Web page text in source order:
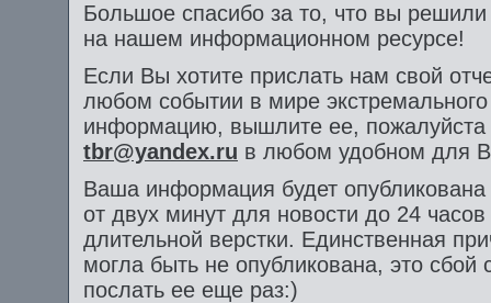
Большое спасибо за то, что вы
на нашем информационном ресурсе!
Если Вы хотите прислать нам свой
любом событии в мире
информацию, вышлите ее,
tbr@yandex.ru в любом удобном для
Ваша информация будет
от двух минут для новости до 24
длительной верстки. Единственная
могла быть не опубликована, это
послать ее еще раз:)